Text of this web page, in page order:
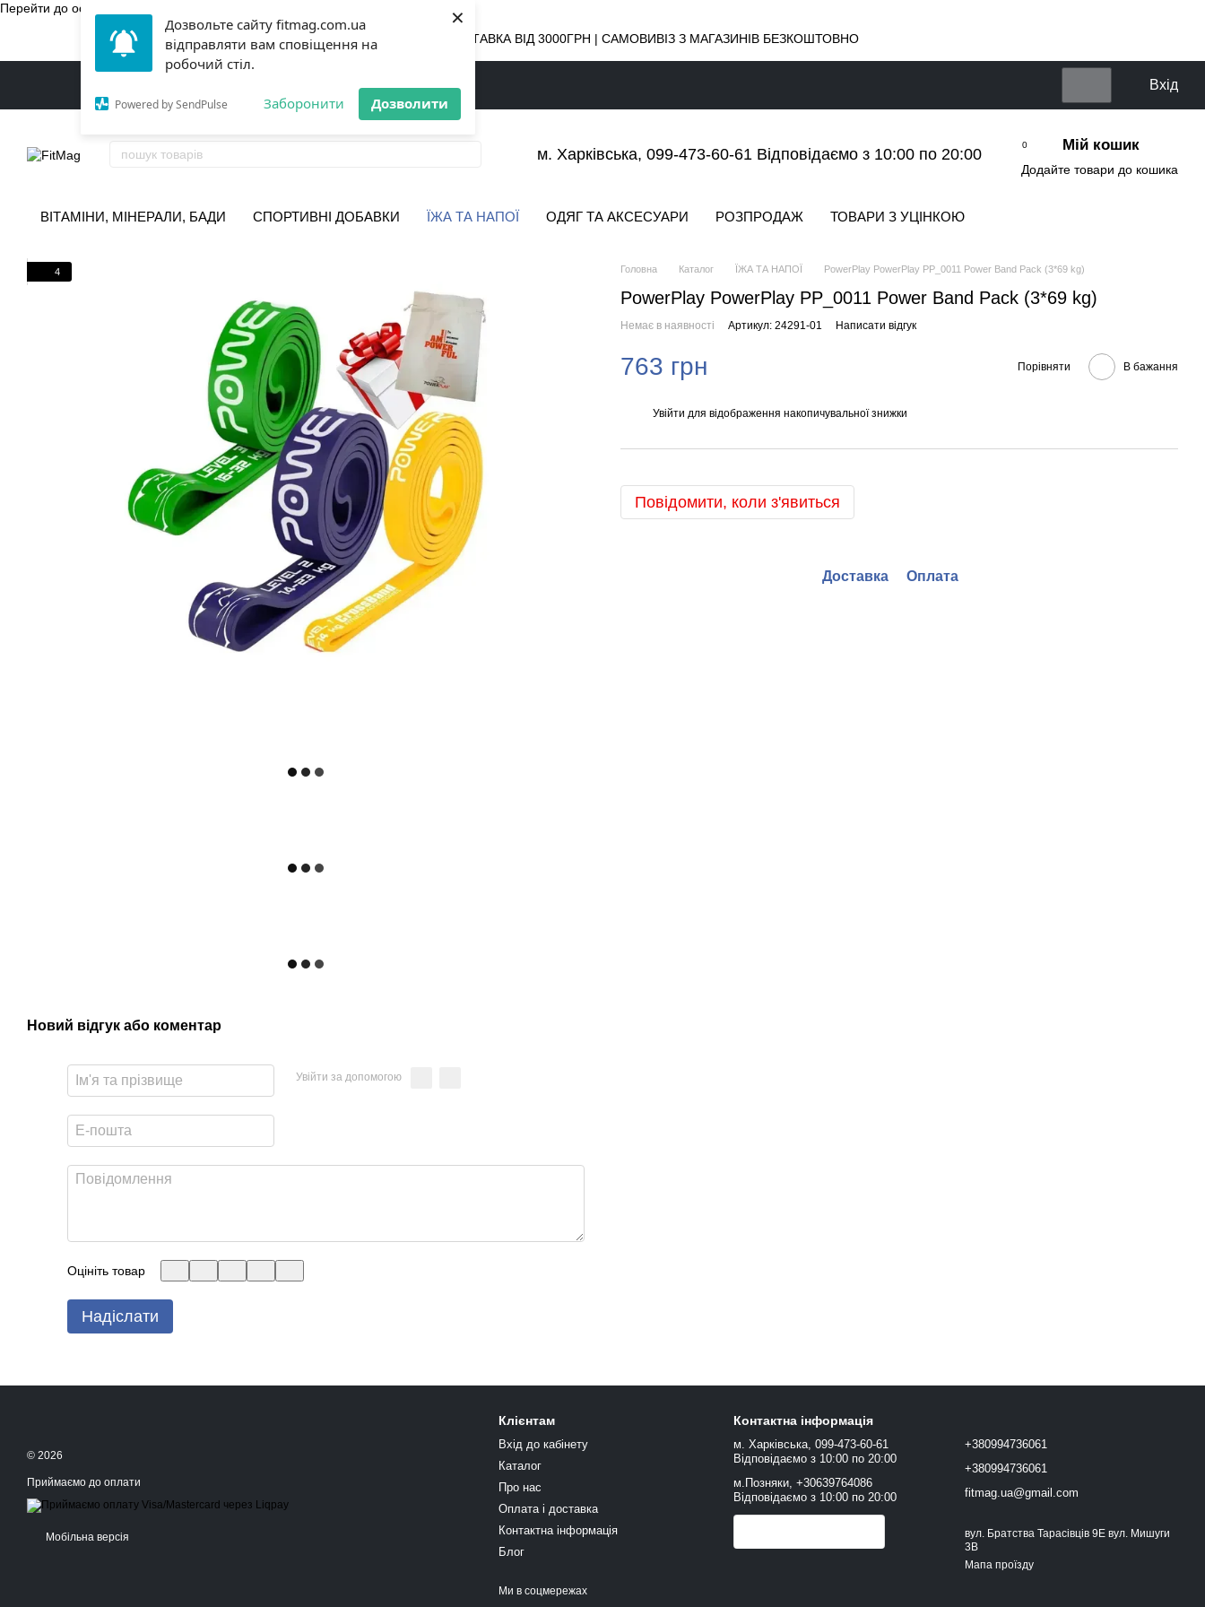
Дозвольте сайту fitmag.com.ua
відправляти вам сповіщення на
робочий стіл.
Powered by SendPulse Заборонити Дозволити
×
Перейти до основного контенту
БЕЗКОШТОВНА ДОСТАВКА ВІД 3000ГРН | САМОВИВІЗ З МАГАЗИНІВ БЕЗКОШТОВНО
Вхід
м. Харківська, 099-473-60-61 Відповідаємо з 10:00 по 20:00
0 Мій кошик
Додайте товари до кошика
ВІТАМІНИ, МІНЕРАЛИ, БАДИ СПОРТИВНІ ДОБАВКИ ЇЖА ТА НАПОЇ ОДЯГ ТА АКСЕСУАРИ РОЗПРОДАЖ ТОВАРИ З УЦІНКОЮ
4
Новий відгук або коментар
Увійти за допомогою
Оцініть товар
Надіслати
Головна Каталог ЇЖА ТА НАПОЇ PowerPlay PowerPlay PP_0011 Power Band Pack (3*69 kg)
PowerPlay PowerPlay PP_0011 Power Band Pack (3*69 kg)
Немає в наявності Артикул: 24291-01 Написати відгук
763 грн Порівняти В бажання
Увійти для відображення накопичувальної знижки
Повідомити, коли з'явиться
Доставка Оплата
© 2026
Приймаємо до оплати
Мобільна версія
Клієнтам
Вхід до кабінету
Каталог
Про нас
Оплата і доставка
Контактна інформація
Блог
Ми в соцмережах
Контактна інформація
м. Харківська, 099-473-60-61
Відповідаємо з 10:00 по 20:00
м.Позняки, +30639764086
Відповідаємо з 10:00 по 20:00
+380994736061
+380994736061
fitmag.ua@gmail.com
вул. Братства Тарасівців 9Е вул. Мишуги
3В
Мапа проїзду